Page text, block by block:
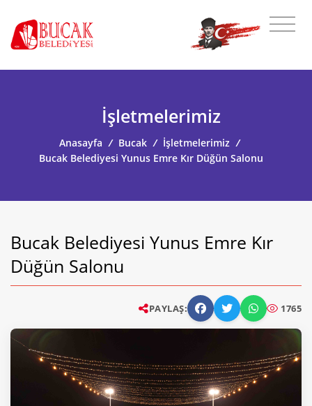
İşletmelerimiz
Anasayfa / Bucak / İşletmelerimiz /
Bucak Belediyesi Yunus Emre Kır Düğün Salonu
Bucak Belediyesi Yunus Emre Kır
Düğün Salonu
PAYLAŞ: 1765